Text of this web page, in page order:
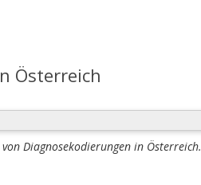
Österreich
Diagnosekodierungen in Österreich.